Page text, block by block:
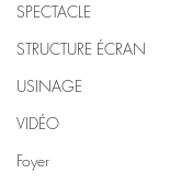
SPECTACLE
STRUCTURE ÉCRAN
USINAGE
VIDÉO
Foyer